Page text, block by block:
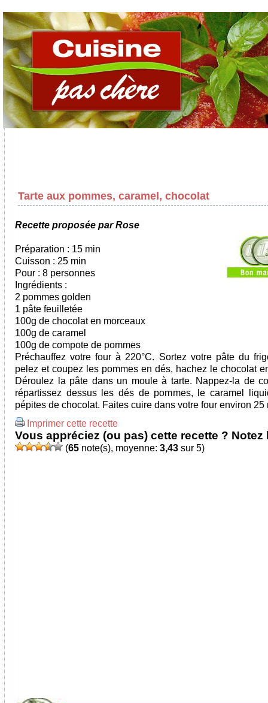
Tarte aux pommes, caramel, chocolat
Recette proposée par Rose
Préparation : 15 min
Cuisson : 25 min
Pour : 8 personnes
Ingrédients :
2 pommes golden
1 pâte feuilletée
100g de chocolat en morceaux
100g de caramel
100g de compote de pommes
Préchauffez votre four à 220°C. Sortez votre pâte du
pelez et coupez les pommes en dés, hachez le chocolat
Déroulez la pâte dans un moule à tarte. Nappez-la de
répartissez dessus les dés de pommes, le caramel
pépites de chocolat. Faites cuire dans votre four environ 25
Imprimer cette recette
Vous appréciez (ou pas) cette recette ? Notez
(65 note(s), moyenne: 3,43 sur 5)